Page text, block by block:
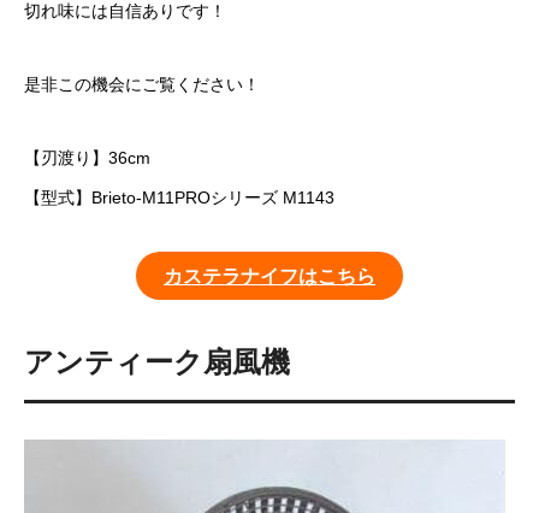
切れ味には自信ありです！
是非この機会にご覧ください！
【刃渡り】36cm
【型式】Brieto-M11PROシリーズ M1143
カステラナイフはこちら
アンティーク扇風機